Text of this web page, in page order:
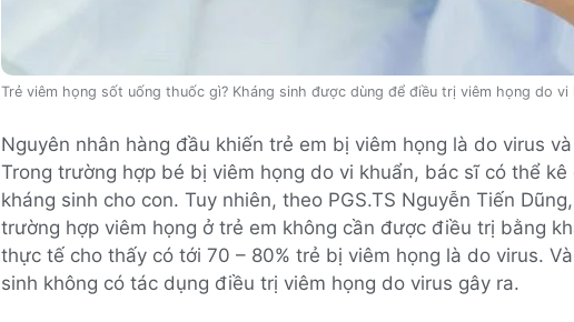
Trẻ viêm họng sốt uống thuốc gì? Kháng sinh được dùng để điều trị viêm họng do vi
Nguyên nhân hàng đầu khiến trẻ em bị viêm họng là do virus
Trong trường hợp bé bị viêm họng do vi khuẩn, bác sĩ có thể kê
kháng sinh cho con. Tuy nhiên, theo PGS.TS Nguyễn Tiến
trường hợp viêm họng ở trẻ em không cần được điều trị bằng
thực tế cho thấy có tới 70 – 80% trẻ bị viêm họng là do virus.
sinh không có tác dụng điều trị viêm họng do virus gây ra.